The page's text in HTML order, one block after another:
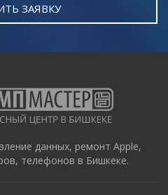
ЗАЯВКУ
данных, ремонт Apple,
телефонов в Бишкеке.